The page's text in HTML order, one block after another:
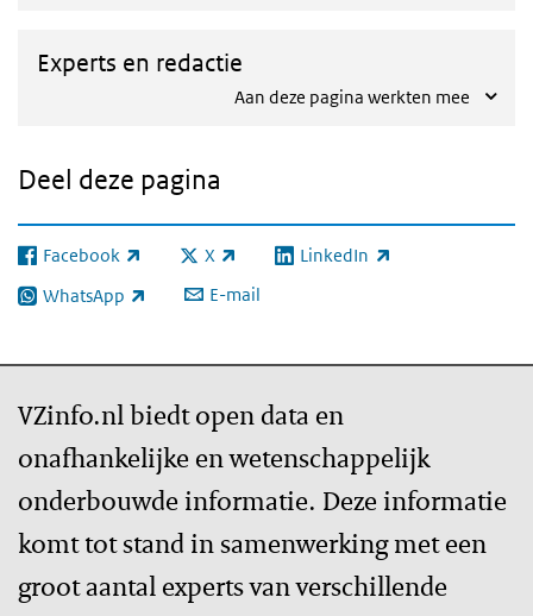
Experts en redactie
Aan deze pagina werkten mee
Deel deze pagina
Facebook
(externe link) X
(externe link) LinkedIn
(externe link)
WhatsApp
(externe link) E-mail
VZinfo.nl biedt open data en
onafhankelijke en wetenschappelijk
onderbouwde informatie. Deze informatie
komt tot stand in samenwerking met een
groot aantal experts van verschillende